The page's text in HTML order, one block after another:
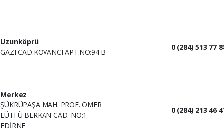
Uzunköprü
GAZI CAD.KOVANCI APT.NO:94 B
0 (284) 513 77
Merkez
ŞÜKRÜPAŞA MAH. PROF. ÖMER
LÜTFÜ BERKAN CAD. NO:1
EDİRNE
0 (284) 213 46